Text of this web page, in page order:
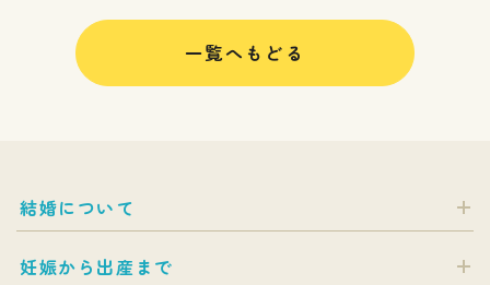
一覧へもどる
結婚について
妊娠から出産まで